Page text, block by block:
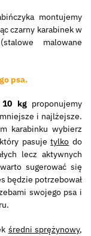
montujemy
czarny karabinek w
malowane
psa.
kgproponujemy
i najlżejsze.
karabinku wybierz
pasujetylko do
lecz aktywnych
sugerować się
będzie potrzebował
swojego psa i
średni sprężynowy,